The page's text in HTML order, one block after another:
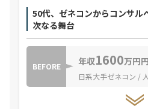
50代、ゼネコンからコンサル
次なる舞台
BEFORE 年収1600万円円
日系大手ゼネコン /